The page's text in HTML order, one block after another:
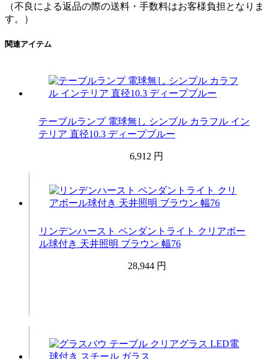
（不良による返品の際の送料・手数料はお客様負担となりま
す。）
関連アイテム
テーブルランプ 電球無し シンプル カラフル イン
テリア 直径10.3 ディープブルー
6,912 円
リンデンハースト ペンダントライト クリアボー
ル球付き 天井照明 ブラウン 幅76
28,944 円